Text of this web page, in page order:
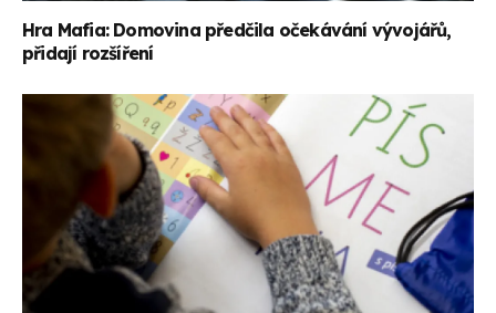
Hra Mafia: Domovina předčila očekávání vývojářů,
přidají rozšíření